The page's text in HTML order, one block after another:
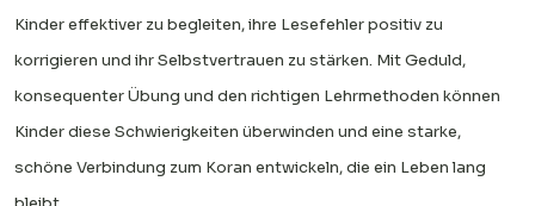
Kinder effektiver zu begleiten, ihre Lesefehler positiv zu
korrigieren und ihr Selbstvertrauen zu stärken. Mit Geduld,
konsequenter Übung und den richtigen Lehrmethoden können
Kinder diese Schwierigkeiten überwinden und eine starke,
schöne Verbindung zum Koran entwickeln, die ein Leben lang